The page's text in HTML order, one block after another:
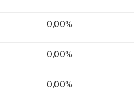
0,00%
0,00%
0,00%